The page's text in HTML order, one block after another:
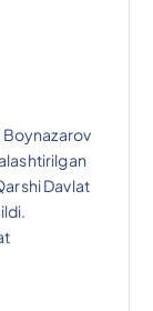
Boynazarov
Davlat